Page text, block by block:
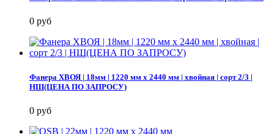
0 руб
Фанера ХВОЯ | 18мм | 1220 мм х 2440 мм | хвойная | сорт 2/3 |
НШ(ЦЕНА ПО ЗАПРОСУ)
0 руб